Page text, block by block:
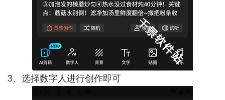
3、选择数字人进行创作即可